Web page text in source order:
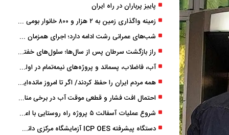
پاییز پرباران در راه ایران
زمینه واگذاری زمین به ۲ هزار و ۸۰۰ خانوار بومی گیلان فراهم شد
شب‌های عمرانی رشت ادامه دارد؛ اجرای همزمان آسفالت‌ریزی در پنج منطقه شهری
راز بازگشت سرطان پس از سال‌ها؛ سلول‌های خفته چگونه دوباره بیدار می‌شوند؟
آب، فاضلاب، پسماند و پروژه‌های نیمه‌تمام در اولویت مصوبات سفر دولت
همه مردم ایران را حفظ کردند/ اگر تا امروز مانده‌ایم، به ‌خاطر مردم نجیب ایران بوده است
احتمال افت فشار و قطعی موقت آب در برخی مناطق گیلان
شروع عملیات آسفالت ۵ پروژه راه ‌روستایی با اعتبار ۳۷۰ میلیاردی در گیلان
دستگاه پیشرفته ICP OES آزمایشگاه مرکزی دانشگاه گیلان دوباره راه‌اندازی شد